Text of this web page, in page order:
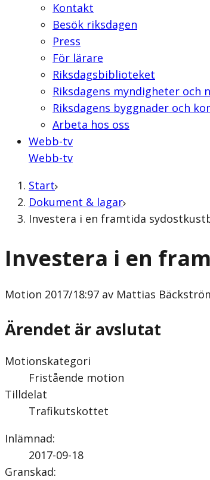
Kontakt
Besök riksdagen
Press
För lärare
Riksdagsbiblioteket
Riksdagens myndigheter och
Riksdagens byggnader och
Arbeta hos oss
Webb-tv
Webb-tv
Start
Dokument & lagar
Investera i en framtida
Investera i en
Motion 2017/18:97 av Mattias
Ärendet är avslutat
Motionskategori
Fristående motion
Tilldelat
Trafikutskottet
Inlämnad:
2017-09-18
Granskad: